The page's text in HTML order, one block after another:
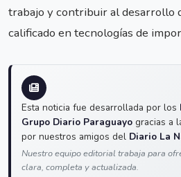
trabajo y contribuir al desarrollo
calificado en tecnologías de
Esta noticia fue desarrollada por los
Grupo Diario Paraguayo gracias a
por nuestros amigos del Diario La
Nuestro equipo editorial trabaja para
clara, completa y actualizada.